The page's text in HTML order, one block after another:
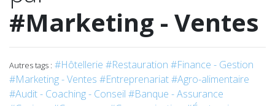
#Marketing - Ventes
Autres tags : #Hôtellerie #Restauration #Finance - Gestion
#Marketing - Ventes #Entreprenariat#Agro-alimentaire
#Audit - Coaching - Conseil #Banque - Assurance